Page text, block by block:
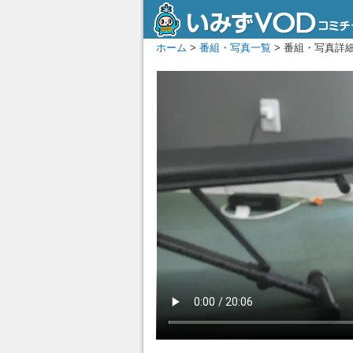
ホーム > 番組・写真一覧 > 番組・写真詳